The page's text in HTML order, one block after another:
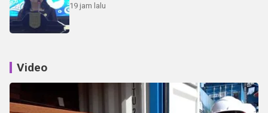
19 jam lalu
Video